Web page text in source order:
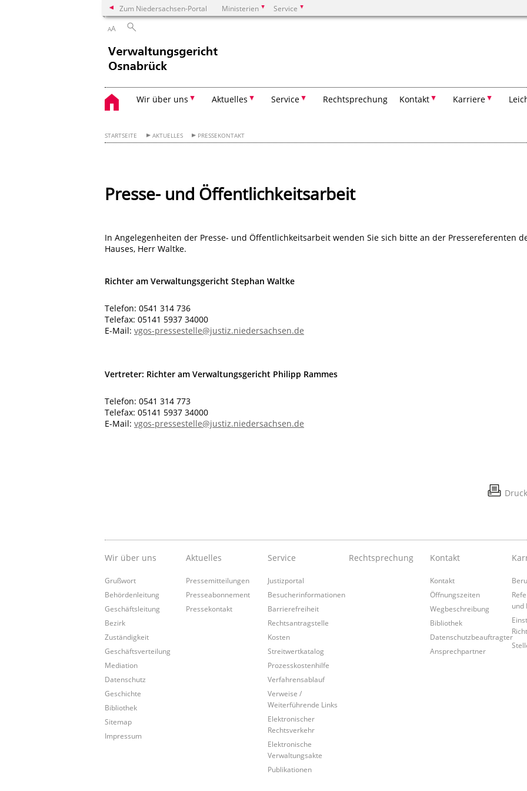
Zum Niedersachsen-Portal Ministerien Service
AA
Wir über uns Aktuelles Service Rechtsprechung Kontakt Karriere
STARTSEITE AKTUELLES PRESSEKONTAKT
Presse- und Öffentlichkeitsarbeit
In Angelegenheiten der Presse- und Öffentlichkeitsarbeit wenden Sie sich bitte an der Pressereferenten
Hauses, Herr Waltke.
Richter am Verwaltungsgericht Stephan Waltke
Telefon: 0541 314 736
Telefax: 05141 5937 34000
E-Mail: vgos-pressestelle@justiz.niedersachsen.de
Vertreter: Richter am Verwaltungsgericht Philipp Rammes
Telefon: 0541 314 773
Telefax: 05141 5937 34000
E-Mail: vgos-pressestelle@justiz.niedersachsen.de
Wir über uns
Grußwort
Behördenleitung
Geschäftsleitung
Bezirk
Zuständigkeit
Geschäftsverteilung
Mediation
Datenschutz
Geschichte
Bibliothek
Sitemap
Impressum
Aktuelles
Pressemitteilungen
Presseabonnement
Pressekontakt
Service
Justizportal
Besucherinformationen
Barrierefreiheit
Rechtsantragstelle
Kosten
Streitwertkatalog
Prozesskostenhilfe
Verfahrensablauf
Verweise /
Weiterführende Links
Elektronischer
Rechtsverkehr
Elektronische
Verwaltungsakte
Publikationen
Rechtsprechung Kontakt
Kontakt
Öffnungszeiten
Wegbeschreibung
Bibliothek
Datenschutzbeauftragter
Ansprechpartner
und